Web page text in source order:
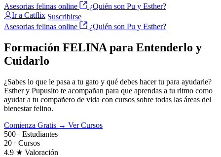
Asesorias felinas online
¿Quién son Pu y Esther?
Ir a Catflix Suscribirse
Asesorias felinas online
¿Quién son Pu y Esther?
Formación FELINA para Entenderlo y
Cuidarlo
¿Sabes lo que le pasa a tu gato y qué debes hacer tu para ayudarle?
Esther y Pupusito te acompañan para que aprendas a tu ritmo como
ayudar a tu compañero de vida con cursos sobre todas las áreas del
bienestar felino.
Comienza Gratis → Ver Cursos
500+ Estudiantes
20+ Cursos
4.9 ★ Valoración